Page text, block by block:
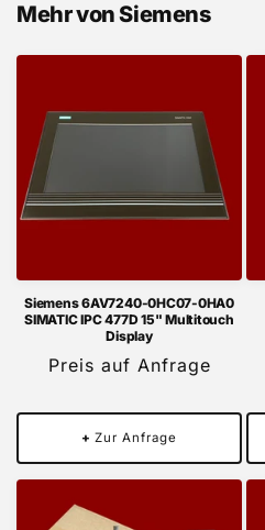
Mehr von Siemens
Siemens 6AV7240-0HC07-0HA0
SIMATIC IPC 477D 15" Multitouch
Display
Preis auf Anfrage
+ Zur Anfrage